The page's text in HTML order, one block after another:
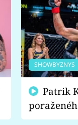
SHOWBYZNYS
fanoušci